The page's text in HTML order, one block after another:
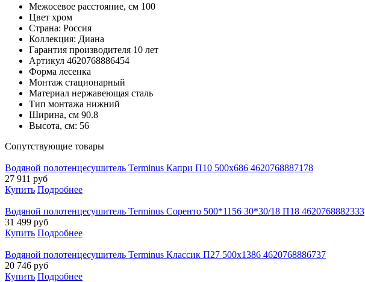
Межосевое расстояние, см 100
Цвет хром
Страна: Россия
Коллекция: Диана
Гарантия производителя 10 лет
Артикул 4620768886454
Форма лесенка
Монтаж стационарный
Материал нержавеющая сталь
Тип монтажа нижний
Ширина, см 90.8
Высота, см: 56
Cопутствующие товары
Водяной полотенцесушитель Terminus Капри П10 500х686 4620768887178
27 911 руб
Купить Подробнее
Водяной полотенцесушитель Terminus Соренто 500*1156 30*30/18 П18 4620768882333
31 499 руб
Купить Подробнее
Водяной полотенцесушитель Terminus Классик П27 500х1386 4620768886737
20 746 руб
Купить Подробнее